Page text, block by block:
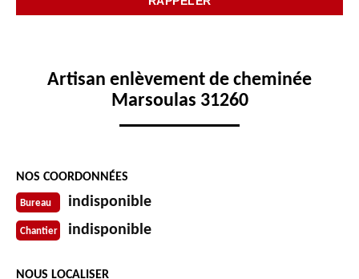
Artisan enlèvement de cheminée
Marsoulas 31260
NOS COORDONNÉES
Bureau indisponible
Chantier indisponible
NOUS LOCALISER